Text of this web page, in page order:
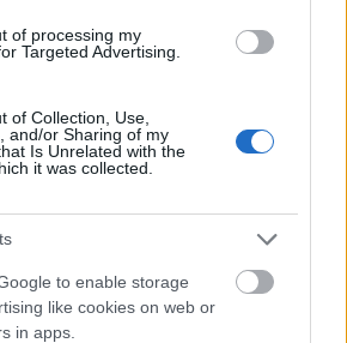
of processing my
Targeted Advertising.
of Collection, Use,
and/or Sharing of my
Is Unrelated with the
it was collected.
to enable storage
like cookies on web or
in apps.